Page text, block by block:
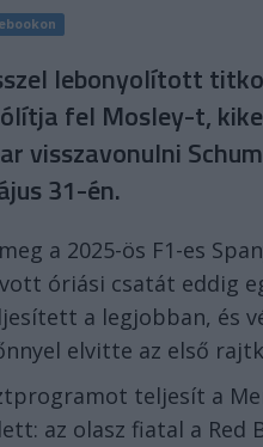
lebonyolított
fel Mosley-t,
visszavonulni
31-én.
a 2025-ös F1-es
óriási csatát eddig
a legjobban, és
elvitte az első
teljesít a
az olasz fiatal a Red